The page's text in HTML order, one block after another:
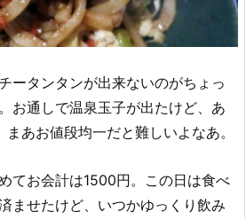
ータンタンが出来ないのがちょっ
お通しで温泉玉子が出たけど、あ
あお値段均一だと難しいよなあ。
てお会計は1500円。この日は食べ
ませたけど、いつかゆっくり飲み